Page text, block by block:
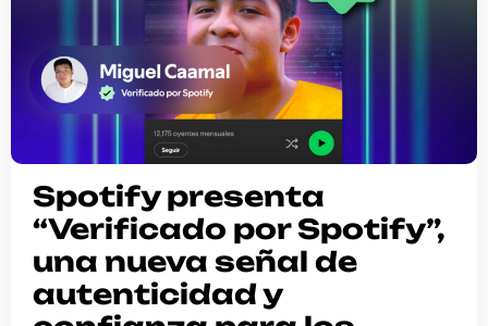
Spotify presenta
“Verificado por Spotify”,
una nueva señal de
autenticidad y